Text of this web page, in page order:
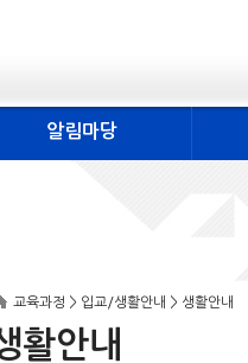
알림마당
교육과정 > 입교/생활안내 > 생활안내
활안내